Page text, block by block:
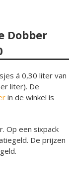
Dobber
á 0,30 liter van
liter). De
in de winkel is
Op een sixpack
De prijzen